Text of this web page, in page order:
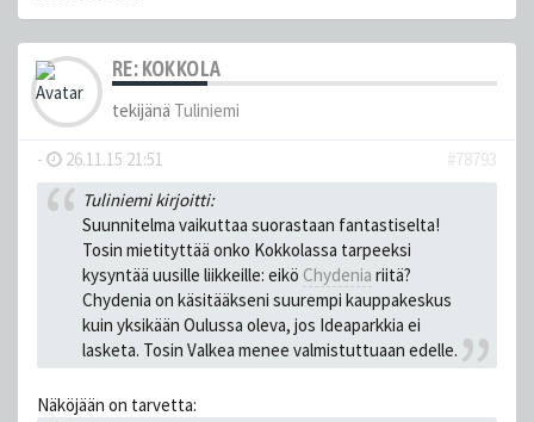
RE: KOKKOLA
tekijänä Tuliniemi
- 26.11.15 21:51
#78793
Tuliniemi kirjoitti:
Suunnitelma vaikuttaa suorastaan fantastiselta!
Tosin mietityttää onko Kokkolassa tarpeeksi
kysyntää uusille liikkeille: eikö Chydenia riitä?
Chydenia on käsitääkseni suurempi kauppakeskus
kuin yksikään Oulussa oleva, jos Ideaparkkia ei
lasketa. Tosin Valkea menee valmistuttuaan edelle.
Näköjään on tarvetta: